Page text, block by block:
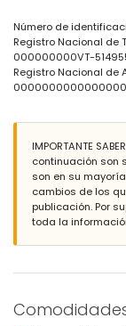
jardín
ducha exterior
plaza de garaje
Más información
puerto más
aeropuerto más
kilómetros del
segundo
kilómetros)
transporte público
Servicios e
Número de
Registro Nacional de
000000000VT-
Registro Nacional de
IMPORTANTE
continuación son
son en su
cambios de los
publicación. Por
toda la